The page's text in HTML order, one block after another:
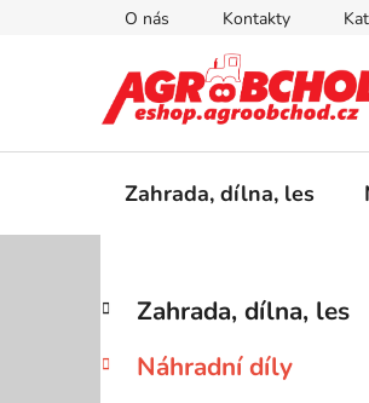
O nás Kontakty
Zahrada, dílna, les
P
s
Přeskočit
kategorie
K
a
e
Zahrada, dílna, les
Náhradní díly